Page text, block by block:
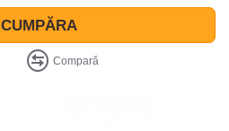
CUMPĂRA
Compară